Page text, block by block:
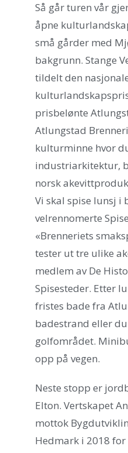
Så går turen vår
åpne
små gårder med
bakgrunn. Stange
tildelt den
prisbelønte
Atlungstad
kulturminne hvor
industriarkitektur,
norsk
Vi skal spise lunsj i
velrennomerte
«Brenneriets
tester ut tre ulike
medlem av De
Spisesteder. Etter
fristes bade fra
badestrand eller
golfområdet.
opp på vegen.
Neste stopp er
Elton. Vertskapet
mottok
Hedmark i 2018